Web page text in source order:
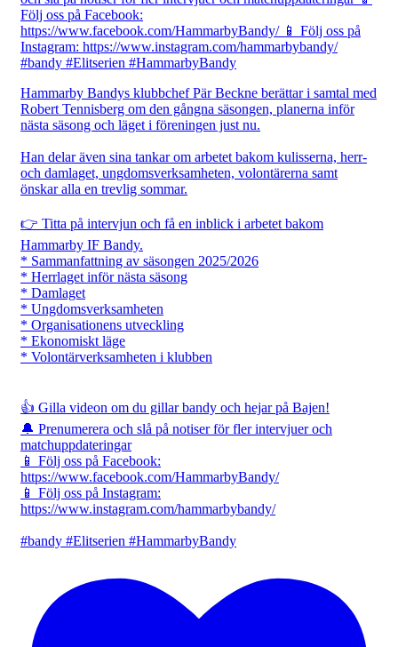
Hammarby Bandys klubbchef Pär Beckne berättar i samtal med
Robert Tennisberg om den gångna säsongen, planerna inför
nästa säsong och läget i föreningen just nu.
Han delar även sina tankar om arbetet bakom kulisserna, herr-
och damlaget, ungdomsverksamheten, volontärerna samt
önskar alla en trevlig sommar.
👉 Titta på intervjun och få en inblick i arbetet bakom
Hammarby IF Bandy.
* Sammanfattning av säsongen 2025/2026
* Herrlaget inför nästa säsong
* Damlaget
* Ungdomsverksamheten
* Organisationens utveckling
* Ekonomiskt läge
* Volontärverksamheten i klubben
👍 Gilla videon om du gillar bandy och hejar på Bajen!
🔔 Prenumerera och slå på notiser för fler intervjuer och
matchuppdateringar
📱 Följ oss på Facebook:
https://www.facebook.com/HammarbyBandy/
📱 Följ oss på Instagram:
https://www.instagram.com/hammarbybandy/
#bandy #Elitserien #HammarbyBandy